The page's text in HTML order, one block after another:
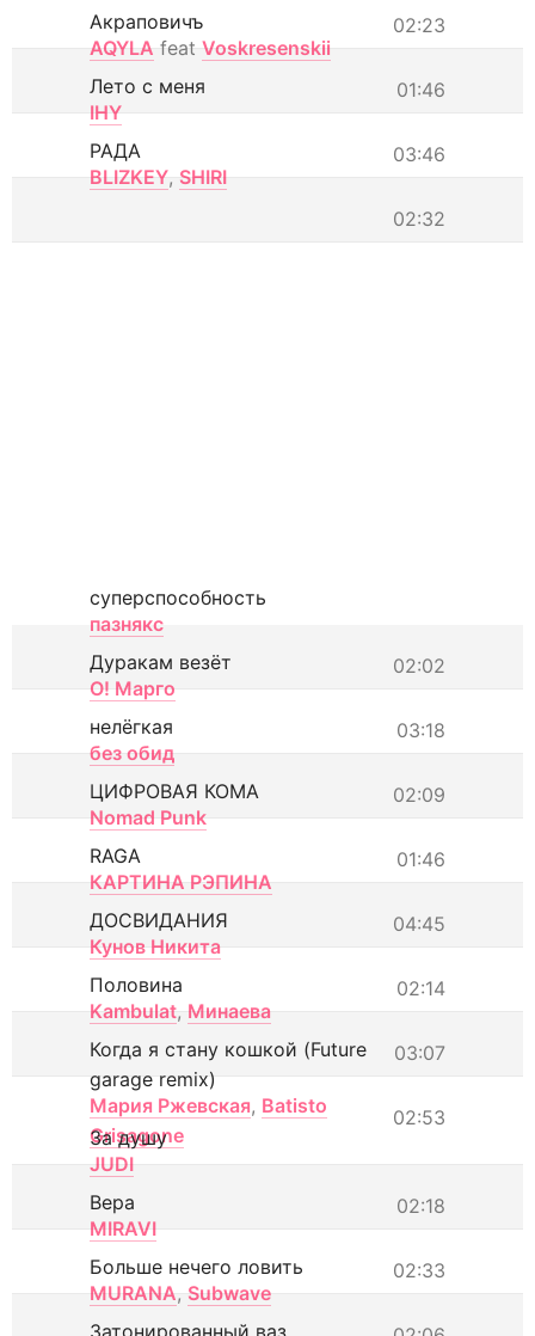
02:23
Акраповичъ
AQYLA feat Voskresenskii
01:46
Лето с меня
IHY
03:46
РАДА
BLIZKEY, SHIRI
02:32
суперспособность
пазнякс
02:02
Дуракам везёт
О! Марго
03:18
нелёгкая
без обид
02:09
ЦИФРОВАЯ КОМА
Nomad Punk
01:46
RAGA
КАРТИНА РЭПИНА
04:45
ДОСВИДАНИЯ
Кунов Никита
02:14
Половина
Kambulat, Минаева
03:07
Когда я стану кошкой (Future
garage remix)
Мария Ржевская, Batisto
Grisagone
02:53
За душу
JUDI
02:18
Вера
MIRAVI
02:33
Больше нечего ловить
MURANA, Subwave
Затонированный ваз